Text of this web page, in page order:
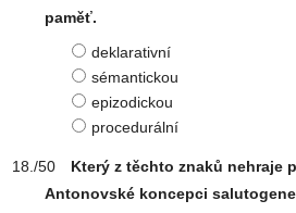
paměť.
deklarativní
sémantickou
epizodickou
procedurální
Který z těchto znaků nehraje
Antonovské koncepci